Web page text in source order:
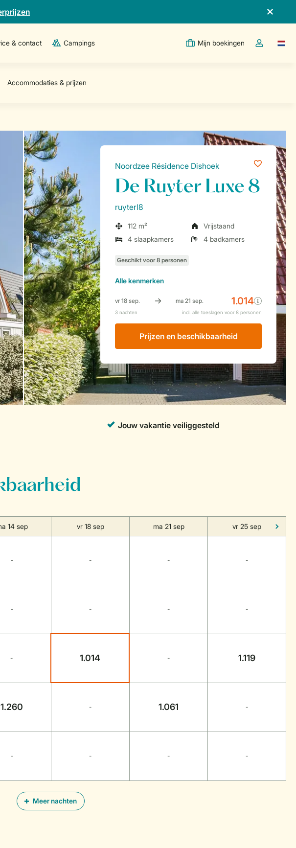
& contact Campings Mijn boekingen
Open deTaal
Noordzee Résidence Dishoek
De Ruyter Luxe 8
ruyterl8
112 m²
Vrijstaand
4 slaapkamers
4 badkamers
Allekenmerken
Prijzen en beschikbaarheid
Meer nachten
14 sep vr 18 sep ma 21 sep vr 25 sep
- - - -
- - - -
- 1.014 - 1.119
1.260 - 1.061 -
- - - -